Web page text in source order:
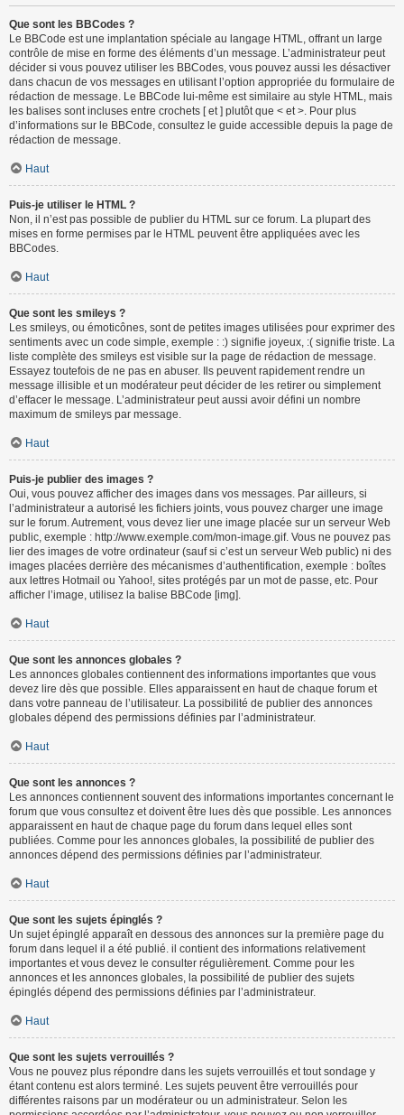
Que sont les BBCodes ?
Le BBCode est une implantation spéciale au langage HTML, offrant un large
contrôle de mise en forme des éléments d’un message. L’administrateur peut
décider si vous pouvez utiliser les BBCodes, vous pouvez aussi les désactiver
dans chacun de vos messages en utilisant l’option appropriée du formulaire de
rédaction de message. Le BBCode lui-même est similaire au style HTML, mais
les balises sont incluses entre crochets [ et ] plutôt que < et >. Pour plus
d’informations sur le BBCode, consultez le guide accessible depuis la page de
rédaction de message.
Haut
Puis-je utiliser le HTML ?
Non, il n’est pas possible de publier du HTML sur ce forum. La plupart des
mises en forme permises par le HTML peuvent être appliquées avec les
BBCodes.
Haut
Que sont les smileys ?
Les smileys, ou émoticônes, sont de petites images utilisées pour exprimer des
sentiments avec un code simple, exemple : :) signifie joyeux, :( signifie triste. La
liste complète des smileys est visible sur la page de rédaction de message.
Essayez toutefois de ne pas en abuser. Ils peuvent rapidement rendre un
message illisible et un modérateur peut décider de les retirer ou simplement
d’effacer le message. L’administrateur peut aussi avoir défini un nombre
maximum de smileys par message.
Haut
Puis-je publier des images ?
Oui, vous pouvez afficher des images dans vos messages. Par ailleurs, si
l’administrateur a autorisé les fichiers joints, vous pouvez charger une image
sur le forum. Autrement, vous devez lier une image placée sur un serveur Web
public, exemple : http://www.exemple.com/mon-image.gif. Vous ne pouvez pas
lier des images de votre ordinateur (sauf si c’est un serveur Web public) ni des
images placées derrière des mécanismes d’authentification, exemple : boîtes
aux lettres Hotmail ou Yahoo!, sites protégés par un mot de passe, etc. Pour
afficher l’image, utilisez la balise BBCode [img].
Haut
Que sont les annonces globales ?
Les annonces globales contiennent des informations importantes que vous
devez lire dès que possible. Elles apparaissent en haut de chaque forum et
dans votre panneau de l’utilisateur. La possibilité de publier des annonces
globales dépend des permissions définies par l’administrateur.
Haut
Que sont les annonces ?
Les annonces contiennent souvent des informations importantes concernant le
forum que vous consultez et doivent être lues dès que possible. Les annonces
apparaissent en haut de chaque page du forum dans lequel elles sont
publiées. Comme pour les annonces globales, la possibilité de publier des
annonces dépend des permissions définies par l’administrateur.
Haut
Que sont les sujets épinglés ?
Un sujet épinglé apparaît en dessous des annonces sur la première page du
forum dans lequel il a été publié. il contient des informations relativement
importantes et vous devez le consulter régulièrement. Comme pour les
annonces et les annonces globales, la possibilité de publier des sujets
épinglés dépend des permissions définies par l’administrateur.
Haut
Que sont les sujets verrouillés ?
Vous ne pouvez plus répondre dans les sujets verrouillés et tout sondage y
étant contenu est alors terminé. Les sujets peuvent être verrouillés pour
différentes raisons par un modérateur ou un administrateur. Selon les